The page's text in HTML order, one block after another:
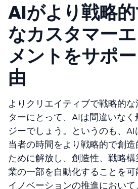
AIがより戦略
なカスタマー
メントをサポ
由
よりクリエイティブで戦略的
ターにとって、AIは間違いな
ジーでしょう。というのも、
当者の時間をより戦略的で創
ために解放し、創造性、戦略
業の一部を自動化することを可
イノベーションの推進におい